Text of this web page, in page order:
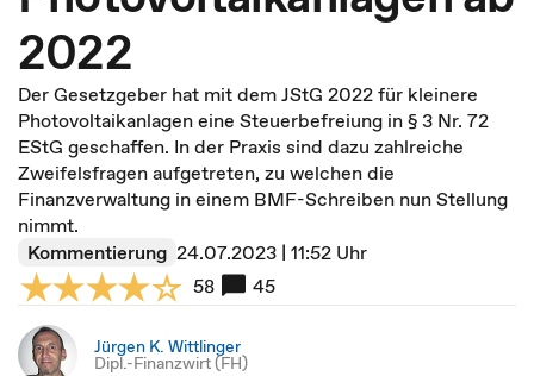
2022
Der Gesetzgeber hat mit dem JStG 2022 für kleinere
Photovoltaikanlagen eine Steuerbefreiung in § 3 Nr. 72
EStG geschaffen. In der Praxis sind dazu zahlreiche
Zweifelsfragen aufgetreten, zu welchen die
Finanzverwaltung in einem BMF-Schreiben nun Stellung
nimmt.
Kommentierung 24.07.2023 | 11:52 Uhr
58
45
Jürgen K. Wittlinger
Dipl.-Finanzwirt (FH)